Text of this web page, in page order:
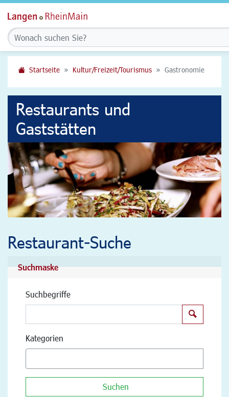
Startseite Kultur/Freizeit/Tourismus Gastronomie
Restaurants und
Gaststätten
Restaurant-Suche
Suchmaske
Suchbegriffe
Kategorien
Suchen